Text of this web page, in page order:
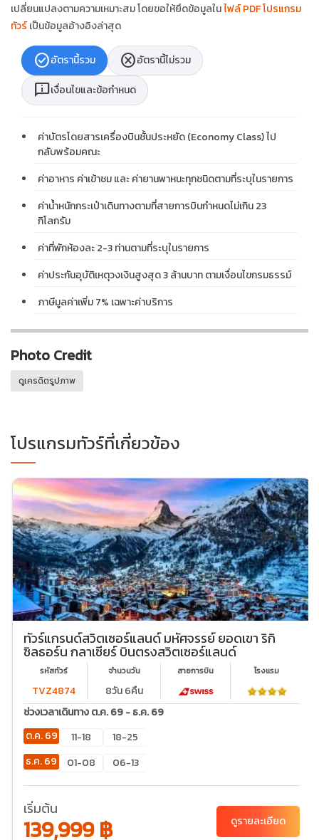
เปลี่ยนแปลงตามความเหมาะสม โดยขอให้ยึดข้อมูลในไฟล์ PDF โปรแกรม
ทัวร์เป็นข้อมูลอ้างอิงล่าสุด
check_circleอัตรานี้รวม cancelอัตรานี้ไม่รวม
chat_infoเงื่อนไขและข้อกำหนด
ค่าบัตรโดยสารเครื่องบินชั้นประหยัด (Economy Class) ไป
กลับพร้อมคณะ
ค่าอาหาร ค่าเข้าชม และ ค่ายานพาหนะทุกชนิดตามที่ระบุในรายการ
ค่าน้ำหนักกระเป๋าเดินทางตามที่สายการบินกำหนดไม่เกิน 23
กิโลกรัม
ค่าที่พักห้องละ 2-3 ท่านตามที่ระบุในรายการ
ค่าประกันอุบัติเหตุวงเงินสูงสุด 3 ล้านบาท ตามเงื่อนไขกรมธรรม์
ภาษีมูลค่าเพิ่ม 7% เฉพาะค่าบริการ
Photo Credit
ดูเครดิตรูปภาพ
โปรแกรมทัวร์ที่เกี่ยวข้อง
ทัวร์แกรนด์สวิตเซอร์แลนด์ มหัศจรรย์ ยอดเขา ริกิ
ชิลธอร์น กลาเซียร์ บินตรงสวิตเซอร์แลนด์
รหัสทัวร์
TVZ4874
จำนวนวัน
8วัน 6คืน
สายการบิน โรงเเรม
ช่วงเวลาเดินทาง ต.ค. 69 - ธ.ค. 69
ต.ค. 69
11-18
18-25
ธ.ค. 69
01-08 06-13
เริ่มต้น
139,999 ฿ ดูรายละเอียด